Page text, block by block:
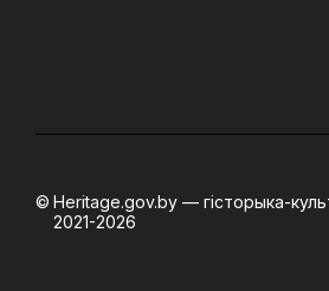
Heritage.gov.by — гісторыка-
2021-2026